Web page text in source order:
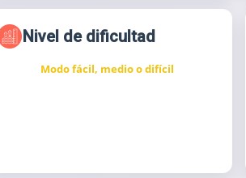
Nivel de dificultad
Modo fácil, medio o difícil